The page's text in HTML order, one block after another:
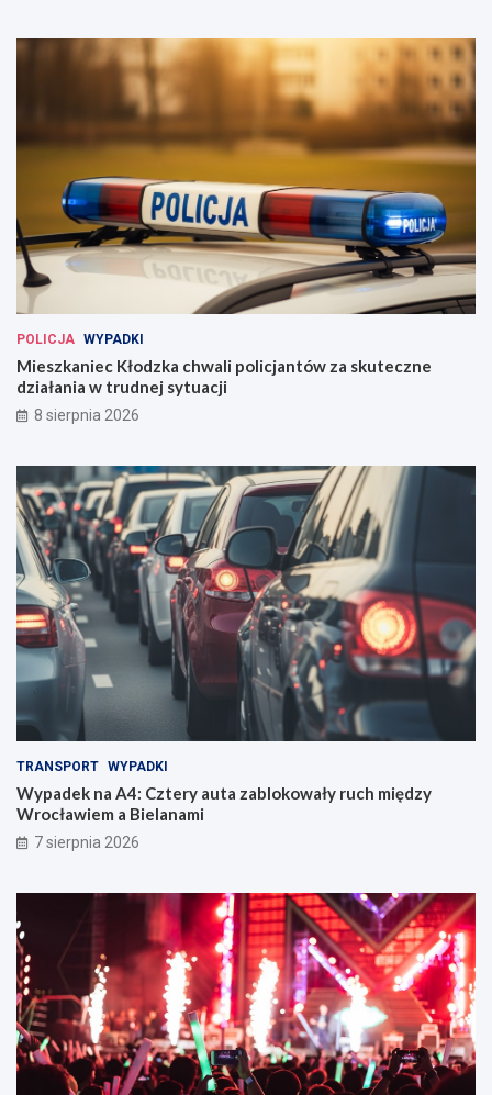
POLICJA WYPADKI
Mieszkaniec Kłodzka chwali policjantów za skuteczne
działania w trudnej sytuacji
8 sierpnia 2026
TRANSPORT WYPADKI
Wypadek na A4: Cztery auta zablokowały ruch między
Wrocławiem a Bielanami
7 sierpnia 2026